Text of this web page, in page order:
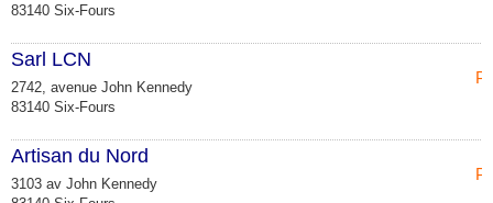
83140 Six-Fours
Sarl LCN
2742, avenue John Kennedy
83140 Six-Fours
Artisan du Nord
3103 av John Kennedy